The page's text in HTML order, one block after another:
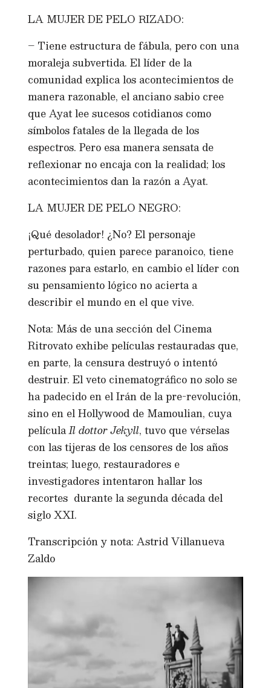
LA MUJER DE PELO RIZADO:
– Tiene estructura de fábula, pero con una
moraleja subvertida. El líder de la
comunidad explica los acontecimientos de
manera razonable, el anciano sabio cree
que Ayat lee sucesos cotidianos como
símbolos fatales de la llegada de los
espectros. Pero esa manera sensata de
reflexionar no encaja con la realidad; los
acontecimientos dan la razón a Ayat.
LA MUJER DE PELO NEGRO:
¡Qué desolador! ¿No? El personaje
perturbado, quien parece paranoico, tiene
razones para estarlo, en cambio el líder con
su pensamiento lógico no acierta a
describir el mundo en el que vive.
Nota: Más de una sección del Cinema
Ritrovato exhibe películas restauradas que,
en parte, la censura destruyó o intentó
destruir. El veto cinematográfico no solo se
ha padecido en el Irán de la pre-revolución,
sino en el Hollywood de Mamoulian, cuya
películaIl dottor Jekyll, tuvo que vérselas
con las tijeras de los censores de los años
treintas; luego, restauradores e
investigadores intentaron hallar los
recortes durante la segunda década del
siglo XXI.
Transcripción y nota: Astrid Villanueva
Zaldo